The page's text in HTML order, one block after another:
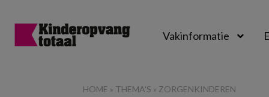
Vakinformatie
HOME » THEMA'S » ZORGENKINDEREN